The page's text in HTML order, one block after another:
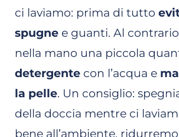
ci laviamo: prima di tutto
spugne e guanti. Al
nella mano una piccola
detergente con l’acqua e
la pelle. Un consiglio:
della doccia mentre ci
bene all’ambiente,